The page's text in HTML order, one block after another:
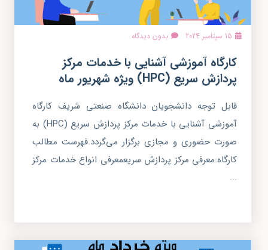
15 سپتامبر 2024 بدون دیدگاه
کارگاه آموزشی آشنایی با خدمات مرکز
پردازش سریع (HPC) ویژه شهریور ماه
قابل توجه دانشجویان دانشگاه صنعتی شریف کارگاه
آموزشی آشنایی با خدمات مرکز پردازش سریع (HPC) به
صورت حضوری و مجازی برگزار می‌گردد.فهرست مطالب
کارگاه:معرفی مرکز پردازش سریعمعرفی انواع خدمات مرکز
...